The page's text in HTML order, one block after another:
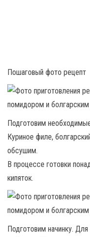
Пошаговый фото рецепт
Подготовим
Куриное филе,
обсушим.
В процессе готовки
кипяток.
Подготовим начинку.